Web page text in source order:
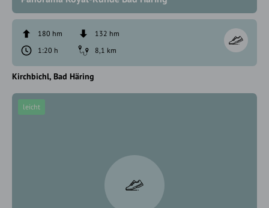
180 hm
132 hm
1:20 h
8,1 km
Kirchbichl Bad Häring
leicht